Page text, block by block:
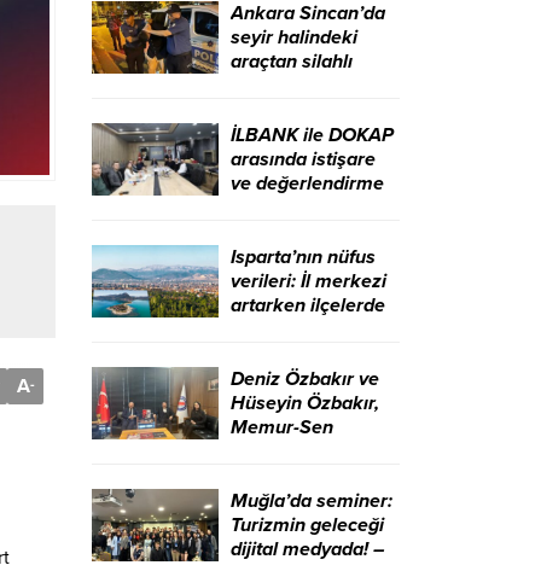
A-
Ankara Sincan’da
seyir halindeki
araçtan silahlı
İLBANK ile DOKAP
arasında istişare
ve değerlendirme
Birlik Haber Ajansı
Isparta’nın nüfus
verileri: İl merkezi
artarken ilçelerde
Deniz Özbakır ve
Hüseyin Özbakır,
Memur-Sen
Haber Ajansı
Muğla’da seminer:
Turizmin geleceği
dijital medyada! –